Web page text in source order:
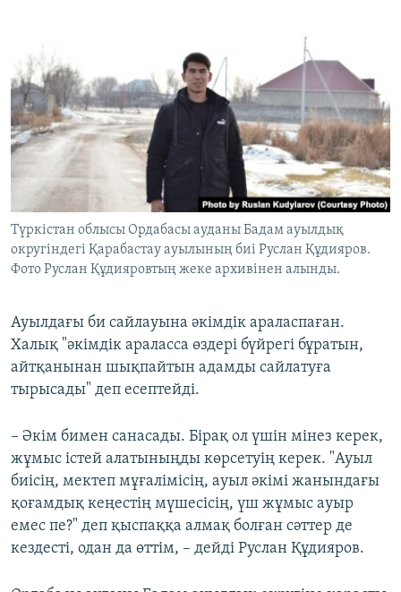
Түркістан облысы Ордабасы ауданы Бадам ауылдық
округіндегі Қарабастау ауылының биі Руслан Құдияров.
Фото Руслан Құдияровтың жеке архивінен алынды.
Ауылдағы би сайлауына әкімдік араласпаған.
Халық "әкімдік араласса өздері бүйрегі бұратын,
айтқанынан шықпайтын адамды сайлатуға
тырысады" деп есептейді.
– Әкім бимен санасады. Бірақ ол үшін мінез керек,
жұмыс істей алатыныңды көрсетуің керек. "Ауыл
биісің, мектеп мұғалімісің, ауыл әкімі жанындағы
қоғамдық кеңестің мүшесісің, үш жұмыс ауыр
емес пе?" деп қыспаққа алмақ болған сәттер де
кездесті, одан да өттім, – дейді Руслан Құдияров.